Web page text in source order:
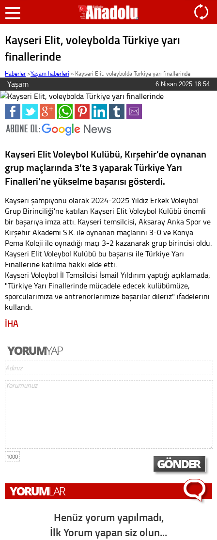
Kayseri Elit, voleybolda Türkiye yarı
finallerinde
Haberler >Yaşam haberleri » Kayseri Elit, voleybolda Türkiye yarı finallerinde
Yaşam 6 Nisan 2025 18:54
Kayseri Elit Voleybol Kulübü, Kırşehir’de oynanan
grup maçlarında 3’te 3 yaparak Türkiye Yarı
Finalleri’ne yükselme başarısı gösterdi.
Kayseri şampiyonu olarak 2024-2025 Yıldız Erkek Voleybol
Grup Birinciliği’ne katılan Kayseri Elit Voleybol Kulübü önemli
bir başarıya imza attı. Kayseri temsilcisi, Aksaray Anka Spor ve
Kırşehir Akademi S.K. ile oynanan maçlarını 3-0 ve Konya
Pema Koleji ile oynadığı maçı 3-2 kazanarak grup birincisi oldu.
Kayseri Elit Voleybol Kulübü bu başarısı ile Türkiye Yarı
Finallerine katılma hakkı elde etti.
Kayseri Voleybol İl Temsilcisi İsmail Yıldırım yaptığı açıklamada;
"Türkiye Yarı Finallerinde mücadele edecek kulübümüze,
sporcularımıza ve antrenörlerimize başarılar dileriz" ifadelerini
kullandı.
İHA
1000
Henüz yorum yapılmadı,
İlk Yorum yapan siz olun...